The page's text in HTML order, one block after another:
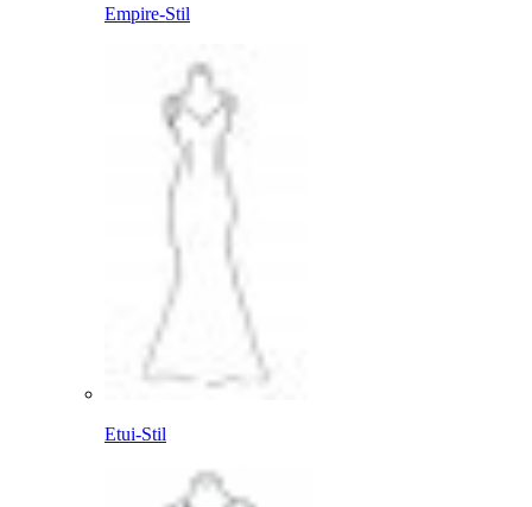
Empire-Stil
Etui-Stil